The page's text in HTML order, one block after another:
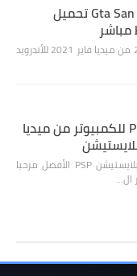
Gta San Andreas Apk + Data Obb تحميل
مباشر
gta san andreas apk data تحميل بحجم صغير 200mb من ميديا فاير 2021 للأندرويد
تحميل برنامج PPSSPP Gold للكمبيوتر من ميديا
تحميل محاكي PPSSPP Gold للكمبيوتر محاكي البلايستيشن PSP الأفضل مرحبا